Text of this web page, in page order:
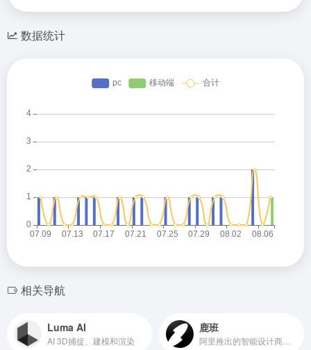
数据统计
相关导航
Luma AI
AI 3D捕捉、建模和渲染
鹿班